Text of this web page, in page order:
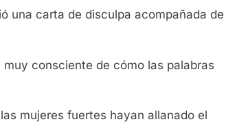
una carta de disculpa acompañada de
muy consciente de cómo las palabras
mujeres fuertes hayan allanado el